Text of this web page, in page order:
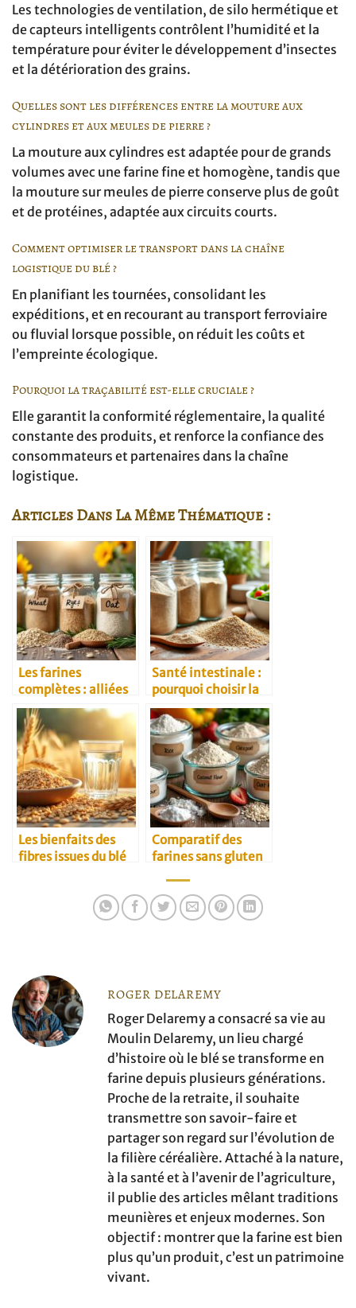
Les technologies de ventilation, de silo hermétique et
de capteurs intelligents contrôlent l’humidité et la
température pour éviter le développement d’insectes
et la détérioration des grains.
Quelles sont les différences entre la mouture aux
cylindres et aux meules de pierre ?
La mouture aux cylindres est adaptée pour de grands
volumes avec une farine fine et homogène, tandis que
la mouture sur meules de pierre conserve plus de goût
et de protéines, adaptée aux circuits courts.
Comment optimiser le transport dans la chaîne
logistique du blé ?
En planifiant les tournées, consolidant les
expéditions, et en recourant au transport ferroviaire
ou fluvial lorsque possible, on réduit les coûts et
l’empreinte écologique.
Pourquoi la traçabilité est-elle cruciale ?
Elle garantit la conformité réglementaire, la qualité
constante des produits, et renforce la confiance des
consommateurs et partenaires dans la chaîne
logistique.
Articles Dans La Même Thématique :
Les farines
complètes : alliées
santé au quotidien
Santé intestinale :
pourquoi choisir la
farine complète
Les bienfaits des
fibres issues du blé
Comparatif des
farines sans gluten
ROGER DELAREMY
Roger Delaremy a consacré sa vie au
Moulin Delaremy, un lieu chargé
d’histoire où le blé se transforme en
farine depuis plusieurs générations.
Proche de la retraite, il souhaite
transmettre son savoir-faire et
partager son regard sur l’évolution de
la filière céréalière. Attaché à la nature,
à la santé et à l’avenir de l’agriculture,
il publie des articles mêlant traditions
meunières et enjeux modernes. Son
objectif : montrer que la farine est bien
plus qu’un produit, c’est un patrimoine
vivant.